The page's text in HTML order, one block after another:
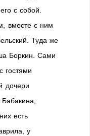
с собой.
вместе с ним
Туда же
Боркин. Сами
гостями
дочери
есть
у